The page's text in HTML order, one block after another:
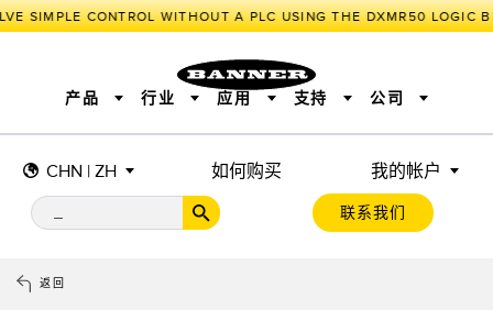
SIMPLE CONTROL WITHOUT A PLC USING THE DXMR50 LOGIC
CHN | ZH 如何购买 我的帐户
联系我们
产品
传感器 测量解决方案
照明和指示
机器安全
工业无线
BARCODE & VISION
绝对值旋转编码器
行业 应用
工业物联网与智能工厂
智能传感器
机器防护
追踪和跟踪
拾取指示灯
雷达应用
支持 公司
返回